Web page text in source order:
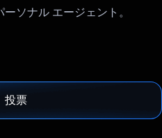
ソナル エージェント。
投票